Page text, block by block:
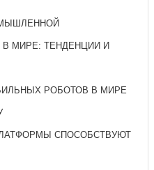
МИРЕ: ТЕНДЕНЦИИ И
РОБОТОВ В МИРЕ
СПОСОБСТВУЮТ